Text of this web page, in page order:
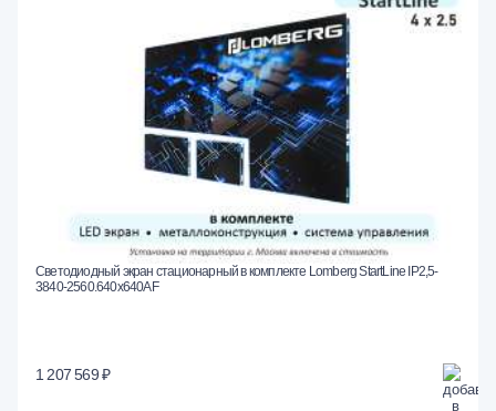
Светодиодный экран стационарный в комплекте Lomberg StartLine IP2,5-
3840-2560.640x640AF
1 207 569 ₽